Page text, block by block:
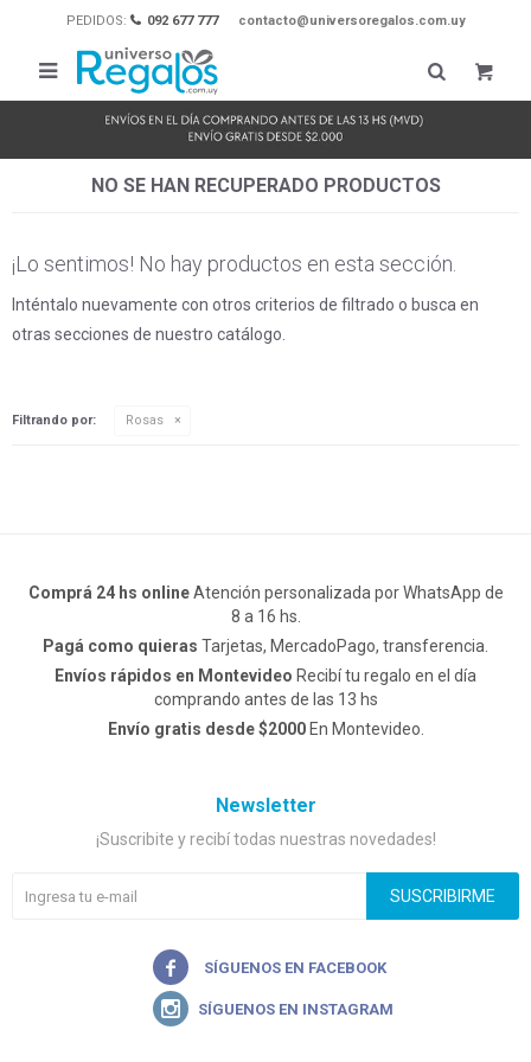
PEDIDOS: 092 677 777 contacto@universoregalos.com.uy

NO SE HAN RECUPERADO PRODUCTOS
¡Lo sentimos! No hay productos en esta sección.
Inténtalo nuevamente con otros criterios de filtrado o busca en
otras secciones de nuestro catálogo.
Filtrando por: Rosas
Comprá 24 hs onlineAtención personalizada por WhatsApp de
8 a 16 hs.
Pagá como quieras Tarjetas, MercadoPago, transferencia.
Envíos rápidos en Montevideo Recibí tu regalo en el día
comprando antes de las 13 hs
Envío gratis desde $2000En Montevideo.
Newsletter
¡Suscribite y recibí todas nuestras novedades!
SUSCRIBIRME

